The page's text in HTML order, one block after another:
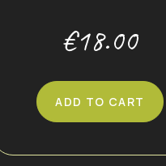
€18.00
ADD TO CART